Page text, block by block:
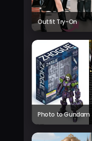
Outfit Try-On
Photo to Gundam